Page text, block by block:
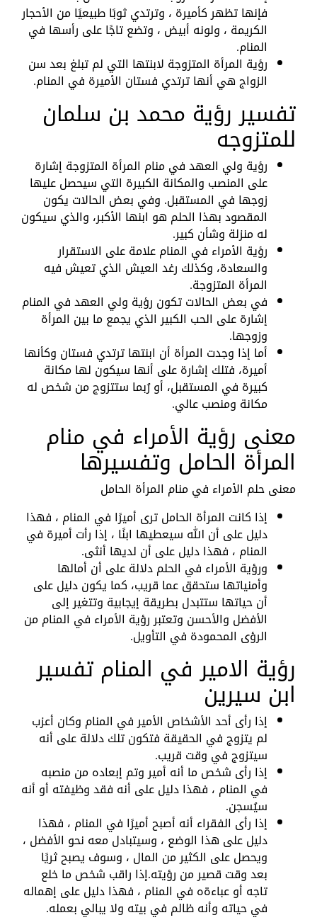
فإنها تظهر كأميرة ، وترتدي ثوبًا طبيعيًا من الأحجار
الكريمة ، ولونه أبيض ، وتضع تاجًا على رأسها في
المنام.
رؤية المرأة المتزوجة لابنتها التي لم تبلغ بعد سن
الزواج هي أنها ترتدي فستان الأميرة في المنام.
تفسير رؤية محمد بن سلمان
للمتزوجه
رؤية ولي العهد في منام المرأة المتزوجة إشارة
على المنصب والمكانة الكبيرة التي سيحصل عليها
زوجها في المستقبل. وفي بعض الحالات يكون
المقصود بهذا الحلم هو ابنها الأكبر، والذي سيكون
له منزلة وشأن كبير.
رؤية الأمراء في المنام علامة على الاستقرار
والسعادة، وكذلك رغد العيش الذي تعيش فيه
المرأة المتزوجة.
في بعض الحالات تكون رؤية ولي العهد في المنام
إشارة على الحب الكبير الذي يجمع ما بين المرأة
وزوجها.
أما إذا وجدت المرأة أن ابنتها ترتدي فستان وكأنها
أميرة، فتلك إشارة على أنها سيكون لها مكانة
كبيرة في المستقبل، أو رُبما ستتزوج من شخص له
مكانة ومنصب عالي.
معنى رؤية الأمراء في منام
المرأة الحامل وتفسيرها
معنى حلم الأمراء في منام المرأة الحامل
إذا كانت المرأة الحامل ترى أميرًا في المنام ، فهذا
دليل على أن الله سيعطيها ابنًا ، إذا رأت أميرة في
المنام ، فهذا دليل على أن لديها أنثى.
ورؤية الأمراء في الحلم دلالة على أن أمالها
وأمنياتها ستحقق عما قريب، كما يكون دليل على
أن حياتها ستتبدل بطريقة إيجابية وتتغير إلى
الأفضل والأحسن وتعتبر رؤية الأمراء في المنام من
الرؤى المحمودة في التأويل.
رؤية الامير في المنام تفسير
ابن سيرين
إذا رأى أحد الأشخاص الأمير في المنام وكان أعزب
لم يتزوج في الحقيقة فتكون تلك دلالة على أنه
سيتزوج في وقت قريب.
إذا رأى شخص ما أنه أمير وتم إبعاده من منصبه
في المنام ، فهذا دليل على أنه فقد وظيفته أو أنه
سيُسجن.
إذا رأى الفقراء أنه أصبح أميرًا في المنام ، فهذا
دليل على هذا الوضع ، وسيتبادل معه نحو الأفضل ،
ويحصل على الكثير من المال ، وسوف يصبح ثريًا
بعد وقت قصير من رؤيته.إذا راقب شخص ما خلع
تاجه أو عباءةه في المنام ، فهذا دليل على إهماله
في حياته وأنه ظالم في بيته ولا يبالي بعمله.